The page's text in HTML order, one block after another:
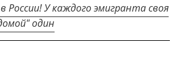
России! У каждого эмигранта своя
один